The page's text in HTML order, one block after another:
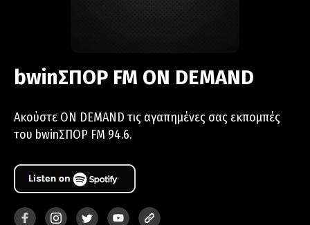
bwinΣΠΟΡ FM ON DEMAND
Ακούστε ON DEMAND τις αγαπημένες σας εκπομπές
του bwinΣΠΟΡ FM 94.6.